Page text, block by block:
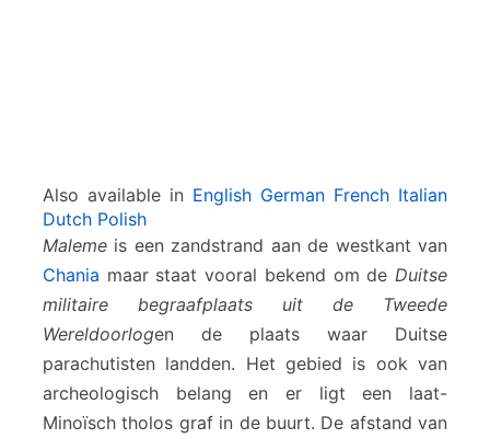
Also available in English German French Italian
Dutch Polish
Maleme is een zandstrand aan de westkant van
Chania maar staat vooral bekend om de Duitse
militaire begraafplaats uit de Tweede
Wereldoorlogen de plaats waar Duitse
parachutisten landden. Het gebied is ook van
archeologisch belang en er ligt een laat-
Minoïsch tholos graf in de buurt. De afstand van